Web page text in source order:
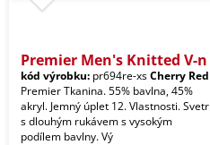
Premier Men's Knitted V-n
kód výrobku: pr694re-xsCherry Red
Premier Tkanina. 55% bavlna, 45%
akryl. Jemný úplet 12. Vlastnosti. Svetr
s dlouhým rukávem s vysokým
podílem bavlny. Vý